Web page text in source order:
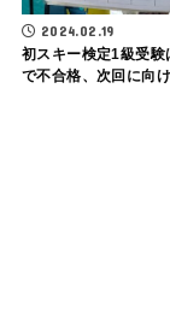
2024.02.19
初スキー検定1級受験
で不合格、次回に向